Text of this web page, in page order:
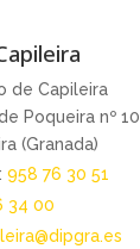
de Capileira
Poqueira nº 10
(Granada)
958 76 30 51
34 00